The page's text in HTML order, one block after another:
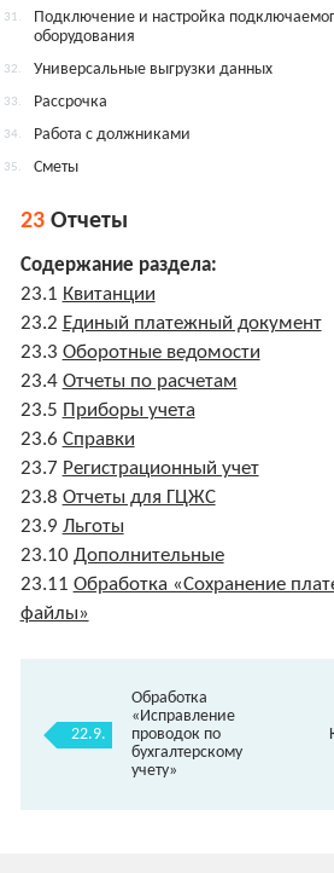
31.
Подключение и настройка
оборудования
32. Универсальные выгрузки данных
33. Рассрочка
34. Работа с должниками
35. Сметы
23 Отчеты
Содержание раздела:
23.1 Квитанции
23.2 Единый платежный документ
23.3 Оборотные ведомости
23.4 Отчеты по расчетам
23.5 Приборы учета
23.6 Справки
23.7 Регистрационный учет
23.8 Отчеты для ГЦЖС
23.9 Льготы
23.10 Дополнительные
23.11 Обработка «Сохранение
файлы»
22.9.
Обработка
«Исправление
проводок по
бухгалтерскому
учету»